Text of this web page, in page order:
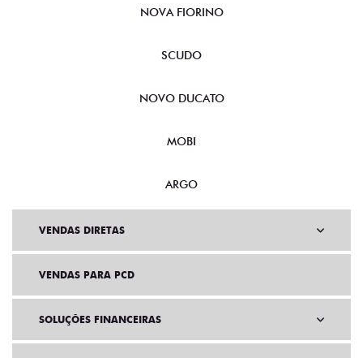
NOVA FIORINO
SCUDO
NOVO DUCATO
MOBI
ARGO
VENDAS DIRETAS
VENDAS PARA PCD
SOLUÇÕES FINANCEIRAS